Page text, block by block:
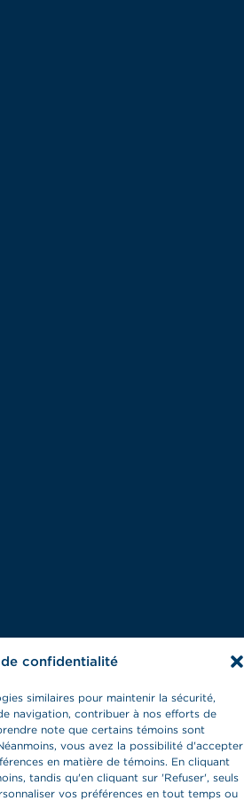
confidentialité
similaires pour maintenir la sécurité,
navigation, contribuer à nos efforts de
note que certains témoins sont
vous avez la possibilité d'accepter
en matière de témoins. En cliquant
tandis qu'en cliquant sur 'Refuser', seuls
vos préférences en tout temps ou